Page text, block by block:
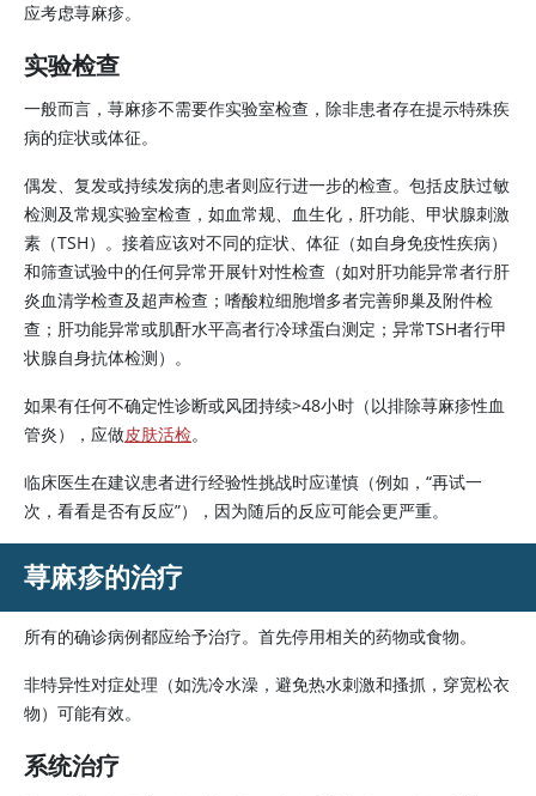
应考虑荨麻疹。
实验检查
一般而言，荨麻疹不需要作实验室检查，除非患者存在提示特殊疾
病的症状或体征。
偶发、复发或持续发病的患者则应行进一步的检查。包括皮肤过敏
检测及常规实验室检查，如血常规、血生化，肝功能、甲状腺刺激
素（TSH）。接着应该对不同的症状、体征（如自身免疫性疾病）
和筛查试验中的任何异常开展针对性检查（如对肝功能异常者行肝
炎血清学检查及超声检查；嗜酸粒细胞增多者完善卵巢及附件检
查；肝功能异常或肌酐水平高者行冷球蛋白测定；异常TSH者行甲
状腺自身抗体检测）。
如果有任何不确定性诊断或风团持续>48小时（以排除荨麻疹性血
管炎），应做皮肤活检。
临床医生在建议患者进行经验性挑战时应谨慎（例如，“再试一
次，看看是否有反应”），因为随后的反应可能会更严重。
荨麻疹的治疗
所有的确诊病例都应给予治疗。首先停用相关的药物或食物。
非特异性对症处理（如洗冷水澡，避免热水刺激和搔抓，穿宽松衣
物）可能有效。
系统治疗